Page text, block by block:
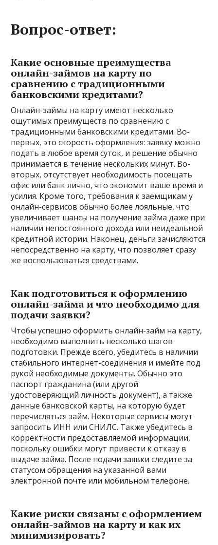
Вопрос-ответ:
Какие основные преимущества
онлайн-займов на карту по
сравнению с традиционными
банковскими кредитами?
Онлайн-займы на карту имеют несколько
ощутимых преимуществ по сравнению с
традиционными банковскими кредитами. Во-
первых, это скорость оформления: заявку можно
подать в любое время суток, и решение обычно
принимается в течение нескольких минут. Во-
вторых, отсутствует необходимость посещать
офис или банк лично, что экономит ваше время и
усилия. Кроме того, требования к заемщикам у
онлайн-сервисов обычно более лояльные, что
увеличивает шансы на получение займа даже при
наличии непостоянного дохода или неидеальной
кредитной истории. Наконец, деньги зачисляются
непосредственно на карту, что позволяет сразу
же воспользоваться средствами.
Как подготовиться к оформлению
онлайн-займа и что необходимо для
подачи заявки?
Чтобы успешно оформить онлайн-займ на карту,
необходимо выполнить несколько шагов
подготовки. Прежде всего, убедитесь в наличии
стабильного интернет-соединения и имейте под
рукой необходимые документы. Обычно это
паспорт гражданина (или другой
удостоверяющий личность документ), а также
данные банковской карты, на которую будет
перечисляться займ. Некоторые сервисы могут
запросить ИНН или СНИЛС. Также убедитесь в
корректности предоставляемой информации,
поскольку ошибки могут привести к отказу в
выдаче займа. После подачи заявки следите за
статусом обращения на указанной вами
электронной почте или мобильном телефоне.
Какие риски связаны с оформлением
онлайн-займов на карту и как их
минимизировать?